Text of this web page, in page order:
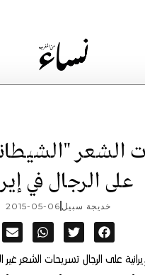
الشعر
على الرجال في
خديجة سبيل 2015-05-06
على الرجال تسريحات الشعر غير